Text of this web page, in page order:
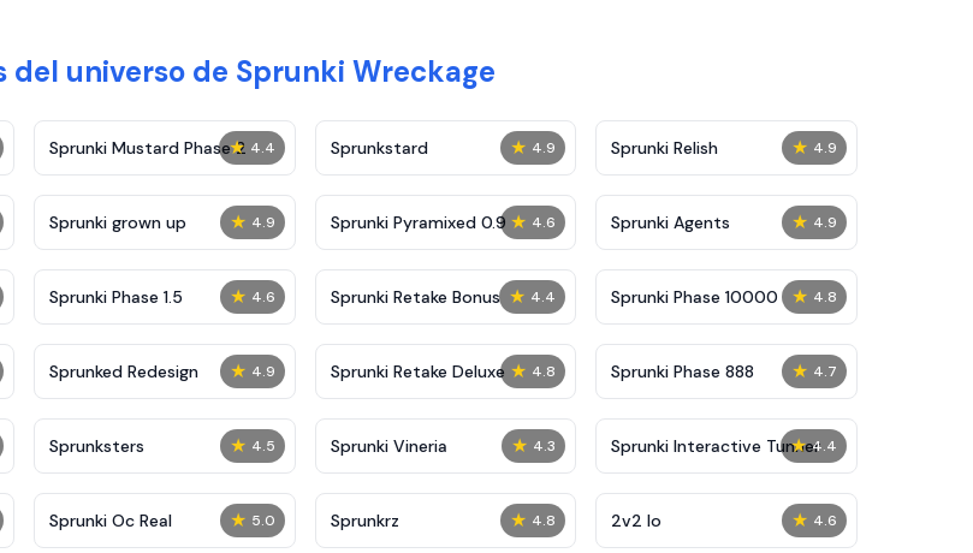
del universo de Sprunki Wreckage
★ 4.4
Sprunki Mustard Phase 2 ★ 4.9
Sprunkstard ★ 4.9
Sprunki Relish
★ 4.9
Sprunki grown up ★ 4.6
Sprunki Pyramixed 0.9 ★ 4.9
Sprunki Agents
★ 4.6
Sprunki Phase 1.5 ★ 4.4
Sprunki Retake Bonus ★ 4.8
Sprunki Phase 10000
★ 4.9
Sprunked Redesign ★ 4.8
Sprunki Retake Deluxe ★ 4.7
Sprunki Phase 888
★ 4.5
Sprunksters ★ 4.3
Sprunki Vineria ★ 4.4
Sprunki Interactive Tunner
★ 5.0
Sprunki Oc Real ★ 4.8
Sprunkrz ★ 4.6
2v2 Io